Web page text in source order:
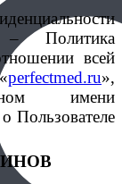
– Политика
всей
perfectmed.ru»,
имени
Пользователе